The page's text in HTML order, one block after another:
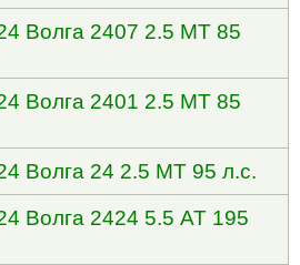
Волга 2407 2.5 MT 85
Волга 2401 2.5 MT 85
Волга 24 2.5 MT 95 л.с.
Волга 2424 5.5 AT 195